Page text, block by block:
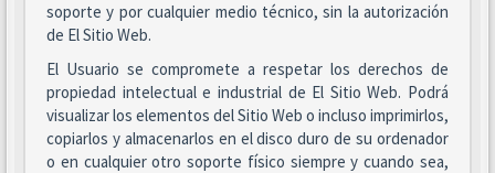
soporte y por cualquier medio técnico, sin la autorización
de El Sitio Web.
El Usuario se compromete a respetar los derechos de
propiedad intelectual e industrial de El Sitio Web. Podrá
visualizar los elementos del Sitio Web o incluso imprimirlos,
copiarlos y almacenarlos en el disco duro de su ordenador
o en cualquier otro soporte físico siempre y cuando sea,